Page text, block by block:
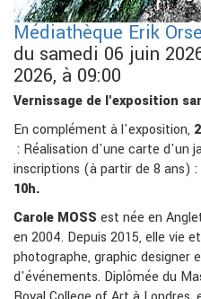
Médiathèque Erik
du samedi 06 juin
2026, à 09:00
Vernissage de l'exposition
En complément à l'exposition,
: Réalisation d'une carte d'un
inscriptions (à partir de 8 ans) :
10h.
Carole MOSS est née en
en 2004. Depuis 2015, elle vie
photographe, graphic designer
d'événements. Diplômée du